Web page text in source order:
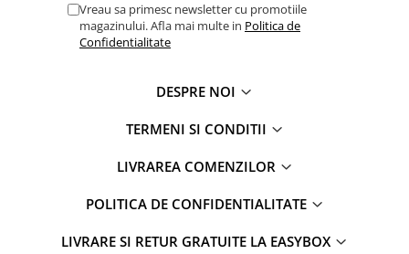
Vreau sa primesc newsletter cu promotiile
magazinului. Afla mai multe in Politica de
Confidentialitate
DESPRE NOI
TERMENI SI CONDITII
LIVRAREA COMENZILOR
POLITICA DE CONFIDENTIALITATE
LIVRARE SI RETUR GRATUITE LA EASYBOX